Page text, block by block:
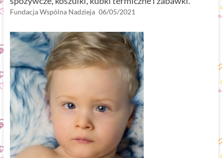
Fundacja Wspólna Nadzieja 06/05/2021